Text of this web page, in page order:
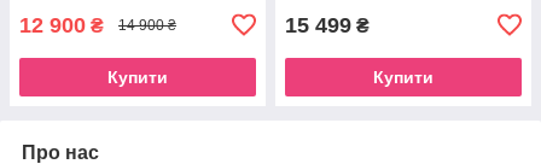
12 900 ₴ 14 900 ₴
Купити
15 499 ₴
Купити
Про нас